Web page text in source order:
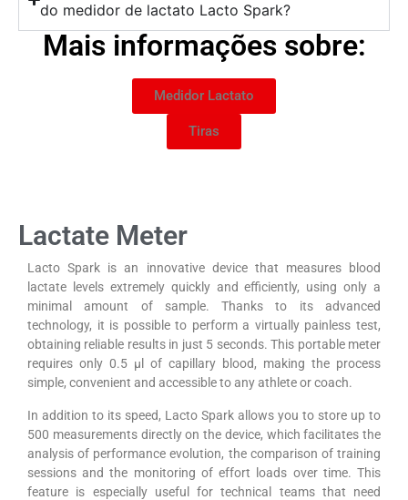
do medidor de lactato Lacto Spark?
Mais informações sobre:
Medidor Lactato
Tiras
Lactate Meter
Lacto Spark is an innovative device that measures blood
lactate levels extremely quickly and efficiently, using only a
minimal amount of sample. Thanks to its advanced
technology, it is possible to perform a virtually painless test,
obtaining reliable results in just 5 seconds. This portable meter
requires only 0.5 µl of capillary blood, making the process
simple, convenient and accessible to any athlete or coach.
In addition to its speed, Lacto Spark allows you to store up to
500 measurements directly on the device, which facilitates the
analysis of performance evolution, the comparison of training
sessions and the monitoring of effort loads over time. This
feature is especially useful for technical teams that need